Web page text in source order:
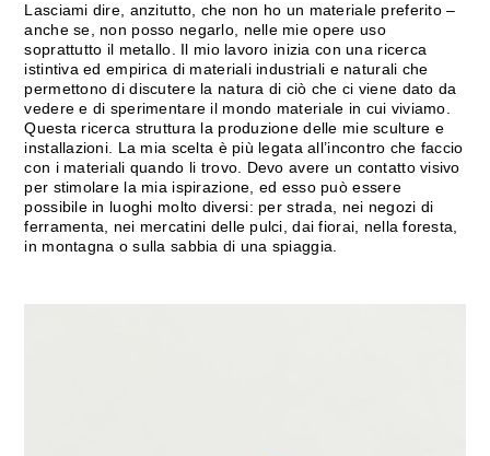
Lasciami dire, anzitutto, che non ho un materiale preferito –
anche se, non posso negarlo, nelle mie opere uso
soprattutto il metallo. Il mio lavoro inizia con una ricerca
istintiva ed empirica di materiali industriali e naturali che
permettono di discutere la natura di ciò che ci viene dato da
vedere e di sperimentare il mondo materiale in cui viviamo.
Questa ricerca struttura la produzione delle mie sculture e
installazioni. La mia scelta è più legata all’incontro che faccio
con i materiali quando li trovo. Devo avere un contatto visivo
per stimolare la mia ispirazione, ed esso può essere
possibile in luoghi molto diversi: per strada, nei negozi di
ferramenta, nei mercatini delle pulci, dai fiorai, nella foresta,
in montagna o sulla sabbia di una spiaggia.